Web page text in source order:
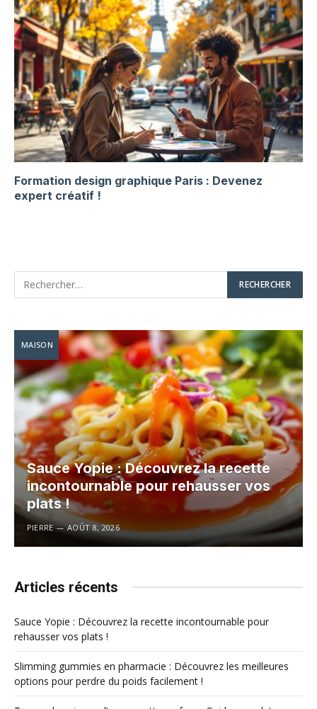
Formation design graphique Paris : Devenez
expert créatif !
MAISON
Sauce Yopie : Découvrez la recette
incontournable pour rehausser vos
plats !
PIERRE AOÛT 8, 2026
Articles récents
Sauce Yopie : Découvrez la recette incontournable pour
rehausser vos plats !
Slimming gummies en pharmacie : Découvrez les meilleures
options pour perdre du poids facilement !